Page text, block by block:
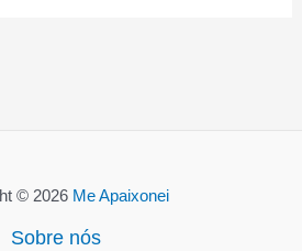
© 2026 Me Apaixonei
Sobre nós